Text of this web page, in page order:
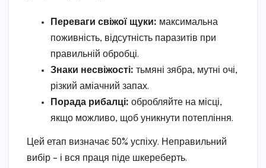
Переваги свіжої щуки: максимальна
поживність, відсутність паразитів при
правильній обробці.
Знаки несвіжості: тьмяні зябра, мутні очі,
різкий аміачний запах.
Порада рибалці: обробляйте на місці,
якщо можливо, щоб уникнути потепління.
Цей етап визначає 50% успіху. Неправильний
вибір – і вся праця піде шкереберть.